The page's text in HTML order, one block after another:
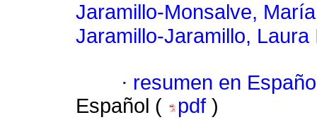
Jaramillo-Monsalve,
Jaramillo-Jaramillo, Laura
· resumen en
Español (
pdf )